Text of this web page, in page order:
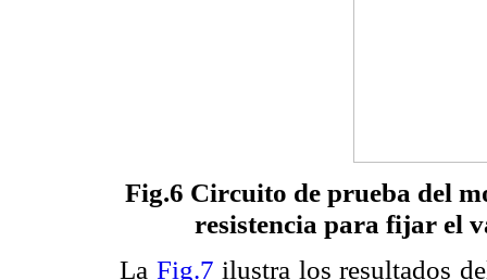
Fig.6 Circuito de prueba del
resistencia para fijar el
La Fig.7 ilustra los resultados